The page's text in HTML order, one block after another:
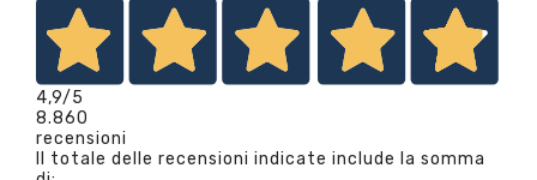
4,9/5
8.860
recensioni
Il totale delle recensioni indicate include la somma